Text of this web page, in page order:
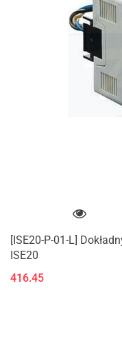
[ISE20-P-01-L]
ISE20
416.45